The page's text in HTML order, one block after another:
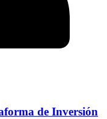
de Inversión